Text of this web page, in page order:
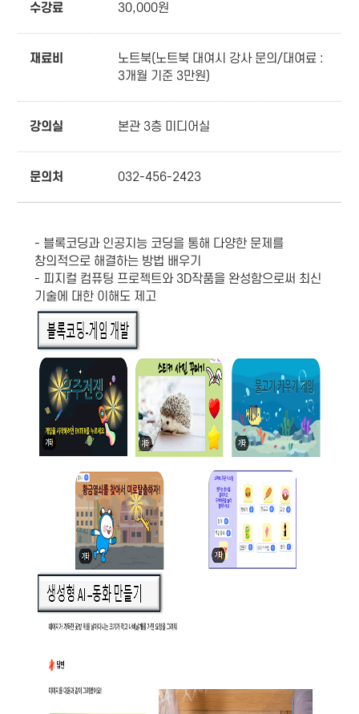
수강료 30,000원
재료비
노트북(노트북 대여시 강사 문의/대여료 :
3개월 기준 3만원)
강의실 본관 3층 미디어실
문의처 032-456-2423
- 블록코딩과 인공지능 코딩을 통해 다양한 문제를
창의적으로 해결하는 방법 배우기
- 피지컬 컴퓨팅 프로젝트와 3D작품을 완성함으로써 최신
기술에 대한 이해도 제고